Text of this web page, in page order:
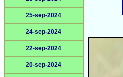
25-sep-2024
24-sep-2024
22-sep-2024
20-sep-2024